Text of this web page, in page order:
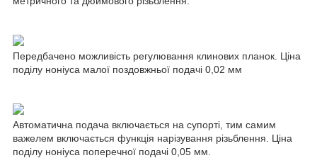
Передбачено можливість регулювання клинових планок. Ціна
поділу ноніуса малої поздовжньої подачі 0,02 мм
Автоматична подача включається на супорті, тим самим
важелем включається функція нарізування різьблення. Ціна
поділу ноніуса поперечної подачі 0,05 мм.